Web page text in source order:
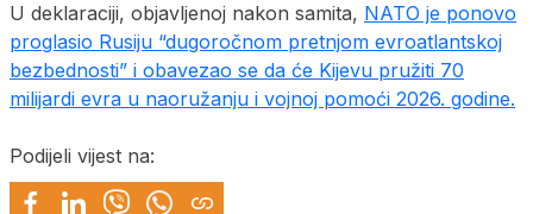
U deklaraciji, objavljenoj nakon samita, NATO je ponovo
proglasio Rusiju “dugoročnom pretnjom evroatlantskoj
bezbednosti” i obavezao se da će Kijevu pružiti 70
milijardi evra u naoružanju i vojnoj pomoći 2026. godine.
Podijeli vijest na: